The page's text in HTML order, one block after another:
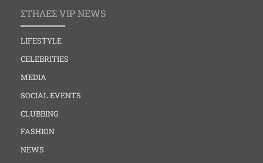
ΣΤΗΛΕΣ VIP NEWS
LIFESTYLE
CELEBRITIES
MEDIA
SOCIAL EVENTS
CLUBBING
FASHION
NEWS